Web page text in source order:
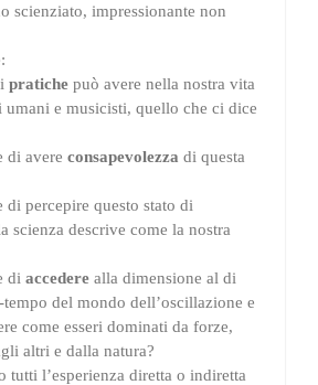
scienziato, impressionante non
pratiche può avere nella nostra vita
umani e musicisti, quello che ci dice
di avere consapevolezza di questa
di percepire questo stato di
scienza descrive come la nostra
di accedere alla dimensione al di
del mondo dell’oscillazione e
come esseri dominati da forze,
altri e dalla natura?
tutti l’esperienza diretta o indiretta